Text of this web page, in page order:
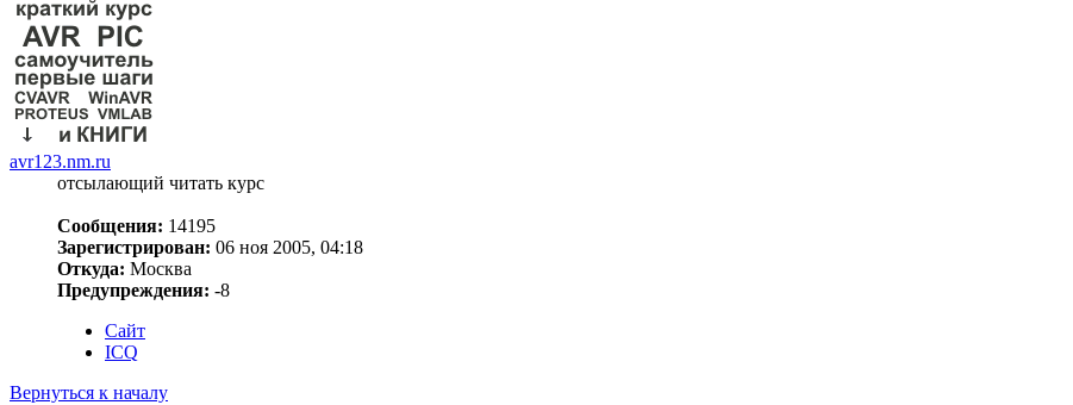
avr123.nm.ru
отсылающий читать курс
Сообщения: 14195
Зарегистрирован: 06 ноя 2005, 04:18
Откуда: Москва
Предупреждения: -8
Сайт
ICQ
Вернуться к началу